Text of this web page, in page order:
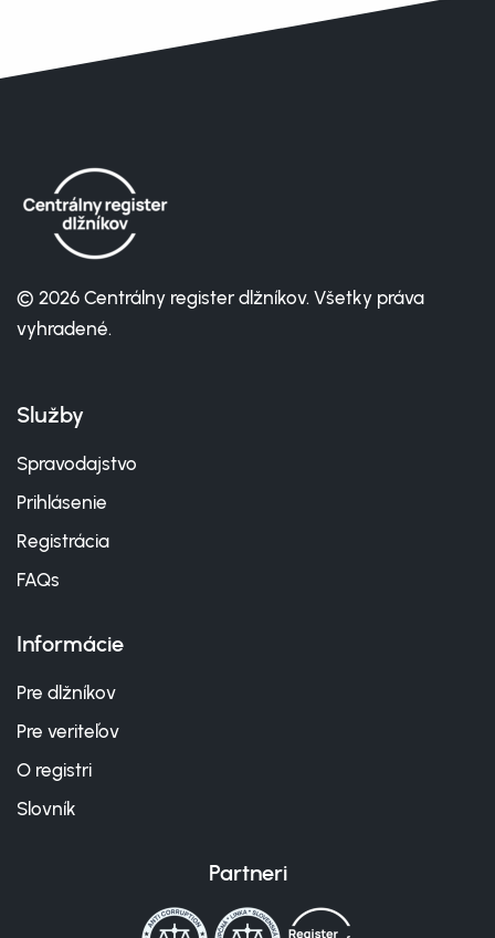
© 2026 Centrálny register dlžníkov. Všetky práva
vyhradené.
Služby
Spravodajstvo
Prihlásenie
Registrácia
FAQs
Informácie
Pre dlžníkov
Pre veriteľov
O registri
Slovník
Partneri